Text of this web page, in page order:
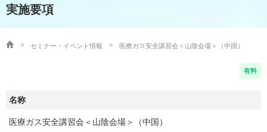
HOME
実施要項
セミナー・イベント情報 医療ガス安全講習会＜山陰会場＞（中国）
有料
名称
医療ガス安全講習会＜山陰会場＞（中国）